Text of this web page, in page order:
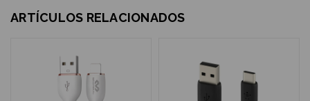
ARTÍCULOS RELACIONADOS